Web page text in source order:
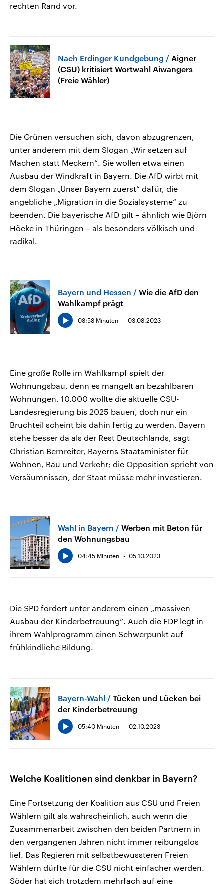
rechten Rand vor.
Nach Erdinger Kundgebung
Aigner
(CSU) kritisiert Wortwahl Aiwangers
(Freie Wähler)
Die Grünen versuchen sich, davon abzugrenzen,
unter anderem mit dem Slogan „Wir setzen auf
Machen statt Meckern“. Sie wollen etwa einen
Ausbau der Windkraft in Bayern. Die AfD wirbt mit
dem Slogan „Unser Bayern zuerst“ dafür, die
angebliche „Migration in die Sozialsysteme“ zu
beenden. Die bayerische AfD gilt – ähnlich wie Björn
Höcke in Thüringen – als besonders völkisch und
radikal.
Bayern und Hessen
Wie die AfD den
Wahlkampf prägt
08:58 Minuten 03.08.2023
Eine große Rolle im Wahlkampf spielt der
Wohnungsbau, denn es mangelt an bezahlbaren
Wohnungen. 10.000 wollte die aktuelle CSU-
Landesregierung bis 2025 bauen, doch nur ein
Bruchteil scheint bis dahin fertig zu werden. Bayern
stehe besser da als der Rest Deutschlands, sagt
Christian Bernreiter, Bayerns Staatsminister für
Wohnen, Bau und Verkehr; die Opposition spricht von
Versäumnissen, der Staat müsse mehr investieren.
Wahl in Bayern
Werben mit Beton für
den Wohnungsbau
04:45 Minuten 05.10.2023
Die SPD fordert unter anderem einen „massiven
Ausbau der Kinderbetreuung“. Auch die FDP legt in
ihrem Wahlprogramm einen Schwerpunkt auf
frühkindliche Bildung.
Bayern-Wahl
Tücken und Lücken bei
der Kinderbetreuung
05:40 Minuten 02.10.2023
Welche Koalitionen sind denkbar in Bayern?
Eine Fortsetzung der Koalition aus CSU und Freien
Wählern gilt als wahrscheinlich, auch wenn die
Zusammenarbeit zwischen den beiden Partnern in
den vergangenen Jahren nicht immer reibungslos
lief. Das Regieren mit selbstbewussteren Freien
Wählern dürfte für die CSU nicht einfacher werden.
Söder hat sich trotzdem mehrfach auf eine